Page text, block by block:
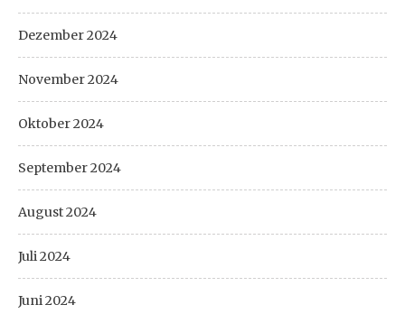
Dezember 2024
November 2024
Oktober 2024
September 2024
August 2024
Juli 2024
Juni 2024